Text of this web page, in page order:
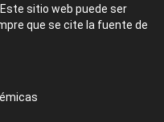
Este sitio web puede ser
que se cite la fuente de